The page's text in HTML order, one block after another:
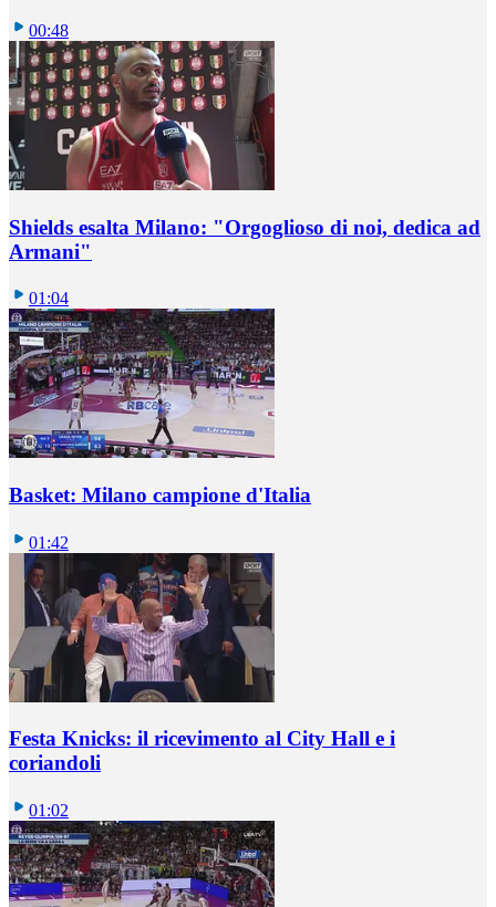
00:48
Shields esalta Milano: "Orgoglioso di noi, dedica ad
Armani"
01:04
Basket: Milano campione d'Italia
01:42
Festa Knicks: il ricevimento al City Hall e i
coriandoli
01:02